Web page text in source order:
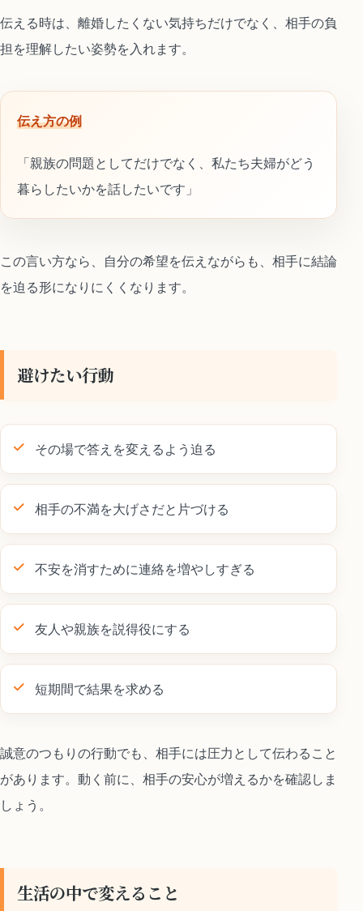
伝える時は、離婚したくない気持ちだけでなく、相手の負
担を理解したい姿勢を入れます。
伝え方の例
「親族の問題としてだけでなく、私たち夫婦がどう
暮らしたいかを話したいです」
この言い方なら、自分の希望を伝えながらも、相手に結論
を迫る形になりにくくなります。
避けたい行動
その場で答えを変えるよう迫る
相手の不満を大げさだと片づける
不安を消すために連絡を増やしすぎる
友人や親族を説得役にする
短期間で結果を求める
誠意のつもりの行動でも、相手には圧力として伝わること
があります。動く前に、相手の安心が増えるかを確認しま
しょう。
生活の中で変えること